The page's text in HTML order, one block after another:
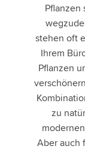
Pflanzen
stehen oft
Ihrem
Pflanzen
zu
Aber auch